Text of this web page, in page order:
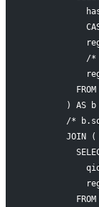
/*
FROM
        ) AS b
/*
        JOIN (
FROM